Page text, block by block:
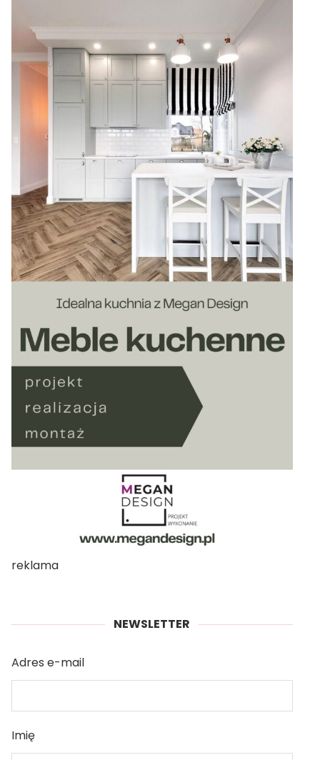
reklama
NEWSLETTER
Adres e-mail
Imię